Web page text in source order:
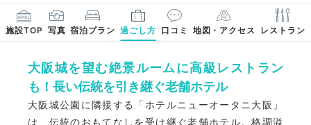
施設TOP 写真 宿泊プラン 過ごし方 口コミ 地図・アクセス レストラン
大阪城を望む絶景ルームに高級レストラン
も！長い伝統を引き継ぐ老舗ホテル
大阪城公園に隣接する「ホテルニューオータニ大阪」
は、伝統のおもてなしを受け継ぐ老舗ホテル。格調溢